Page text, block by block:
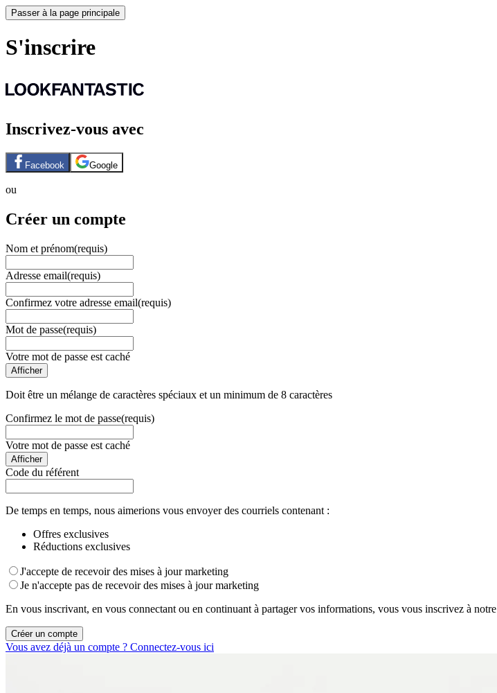
Passer à la page principale
S'inscrire
Inscrivez-vous avec
Facebook Google
ou
Créer un compte
Nom et prénom(requis)
Adresse email(requis)
Confirmez votre adresse email(requis)
Mot de passe(requis)
Votre mot de passe est caché
Afficher
Doit être un mélange de caractères spéciaux et un minimum de 8 caractères
Confirmez le mot de passe(requis)
Votre mot de passe est caché
Afficher
Code du référent
De temps en temps, nous aimerions vous envoyer des courriels contenant :
Offres exclusives
Réductions exclusives
J'accepte de recevoir des mises à jour marketing
Je n'accepte pas de recevoir des mises à jour marketing
En vous inscrivant, en vous connectant ou en continuant à partager vos informations, vous vous inscrivez à notre
Créer un compte
Vous avez déjà un compte ? Connectez-vous ici